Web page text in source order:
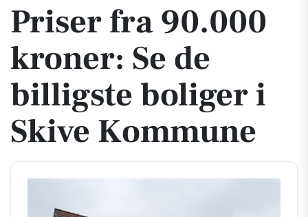
Priser fra 90.000
kroner: Se de
billigste boliger i
Skive Kommune